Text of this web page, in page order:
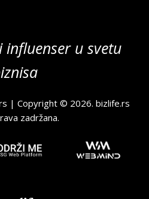
influenser u svetu
| Copyright © 2026.bizlife.rs
zadržana.